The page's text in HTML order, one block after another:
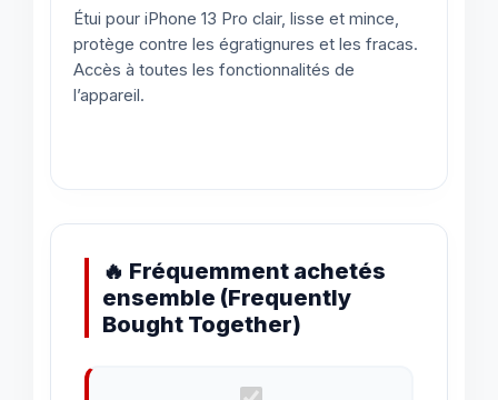
Étui pour iPhone 13 Pro clair, lisse et mince,
protège contre les égratignures et les fracas.
Accès à toutes les fonctionnalités de
l’appareil.
🔥 Fréquemment achetés
ensemble (Frequently
Bought Together)